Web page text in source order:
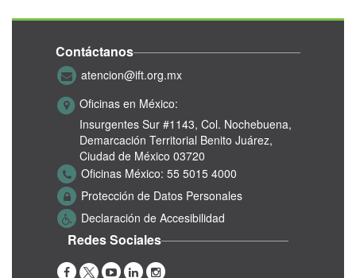
Contáctanos
atencion@ift.org.mx
Oficinas en México:
Insurgentes Sur #1143, Col. Nochebuena,
Demarcación Territorial Benito Juárez,
Ciudad de México 03720
Oficinas México: 55 5015 4000
Protección de Datos Personales
Declaración de Accesibilidad
Redes Sociales